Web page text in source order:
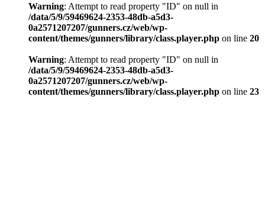
Warning: Attempt to read property "ID" on null in
/data/5/9/59469624-2353-48db-a5d3-
0a2571207207/gunners.cz/web/wp-
content/themes/gunners/library/class.player.php on line 20
Warning: Attempt to read property "ID" on null in
/data/5/9/59469624-2353-48db-a5d3-
0a2571207207/gunners.cz/web/wp-
content/themes/gunners/library/class.player.php on line 23